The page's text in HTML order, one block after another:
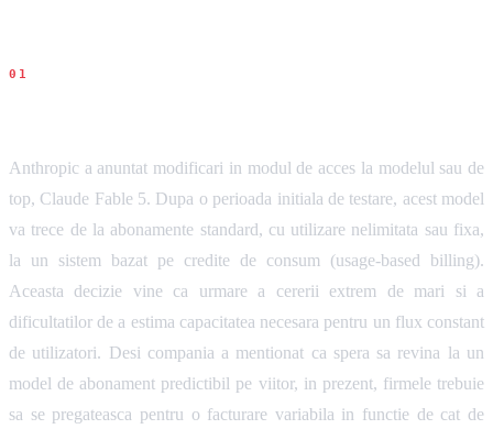
Anthropic a anuntat modificari in modul de acces la modelul sau de
top, Claude Fable 5. Dupa o perioada initiala de testare, acest model
va trece de la abonamente standard, cu utilizare nelimitata sau fixa,
la un sistem bazat pe credite de consum (usage-based billing).
Aceasta decizie vine ca urmare a cererii extrem de mari si a
dificultatilor de a estima capacitatea necesara pentru un flux constant
de utilizatori. Desi compania a mentionat ca spera sa revina la un
model de abonament predictibil pe viitor, in prezent, firmele trebuie
sa se pregateasca pentru o facturare variabila in functie de cat de